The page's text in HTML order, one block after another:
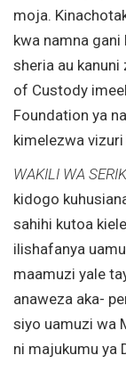
moja.
kwa namna
sheria au
of Custody
Foundation ya
kimelezwa
WAKILI WA
kidogo
sahihi kutoa
ilishafanya
maamuzi yale
anaweza aka-
siyo uamuzi wa
ni majukumu ya